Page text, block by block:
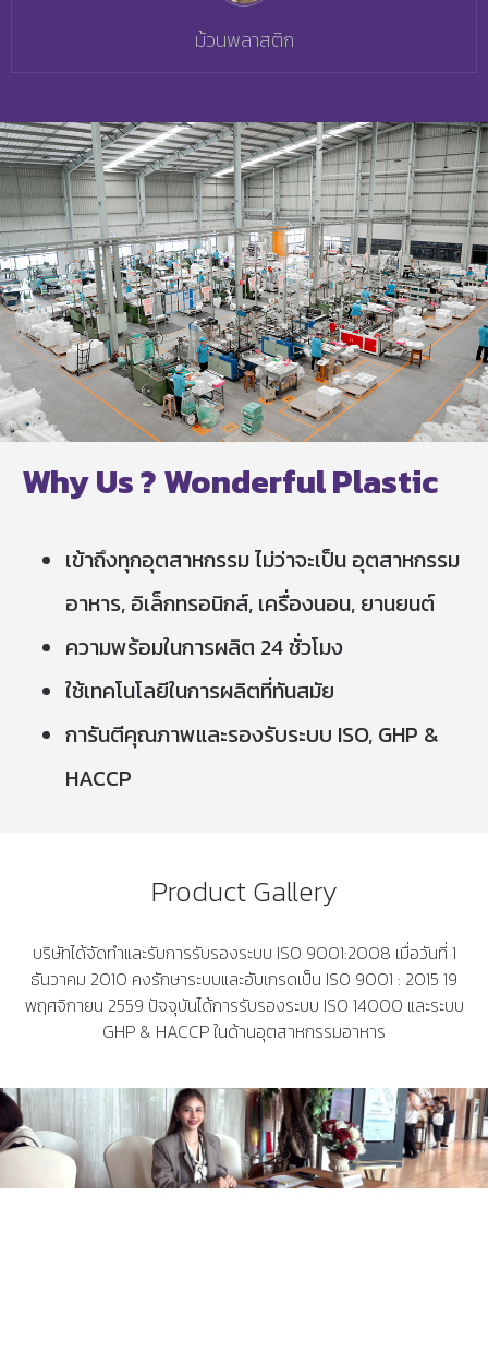
ม้วนพลาสติก
Why Us ? Wonderful Plastic
เข้าถึงทุกอุตสาหกรรม ไม่ว่าจะเป็น อุตสาหกรรม
อาหาร, อิเล็กทรอนิกส์, เครื่องนอน, ยานยนต์
ความพร้อมในการผลิต 24 ชั่วโมง
ใช้เทคโนโลยีในการผลิตที่ทันสมัย
การันตีคุณภาพและรองรับระบบ ISO, GHP &
HACCP
Product Gallery
บริษัทได้จัดทำและรับการรับรองระบบ ISO 9001:2008 เมื่อวันที่ 1
ธันวาคม 2010 คงรักษาระบบและอับเกรดเป็น ISO 9001 : 2015 19
พฤศจิกายน 2559 ปัจจุบันได้การรับรองระบบ ISO 14000 และระบบ
GHP & HACCP ในด้านอุตสาหกรรมอาหาร